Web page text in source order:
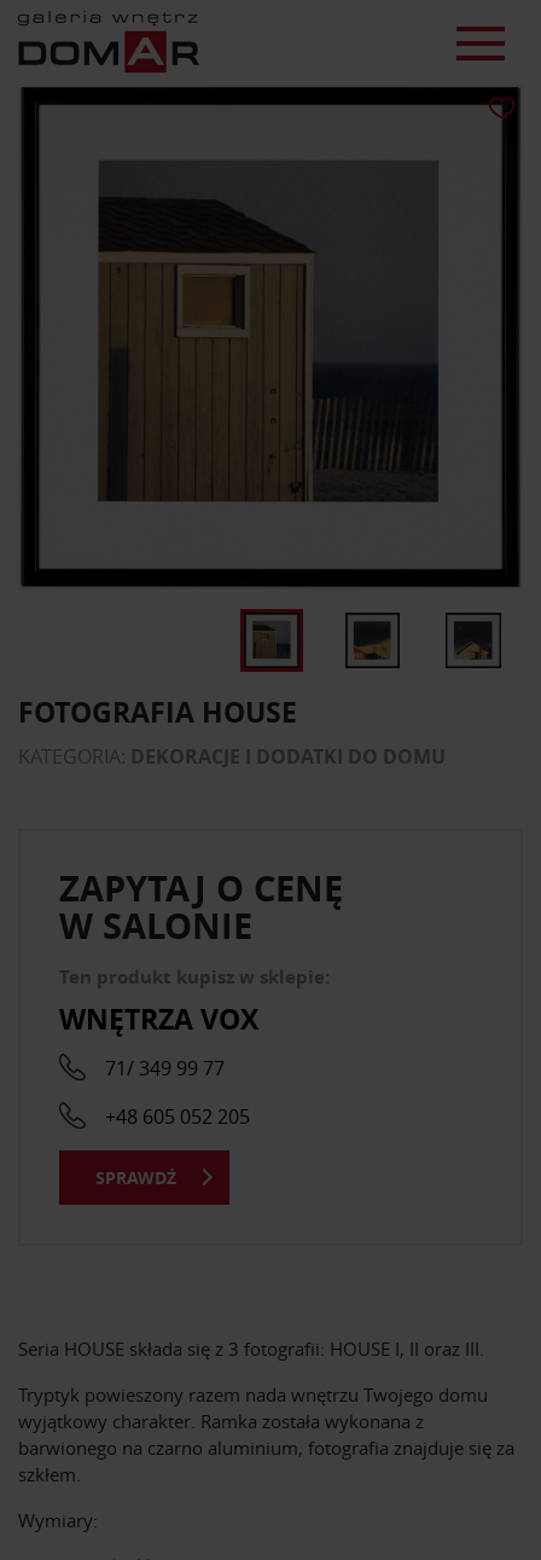
FOTOGRAFIA HOUSE
KATEGORIA: DEKORACJE I DODATKI DO DOMU
Seria HOUSE składa się z 3 fotografii: HOUSE I, II oraz III.
Tryptyk powieszony razem nada wnętrzu Twojego domu
wyjątkowy charakter. Ramka została wykonana z
barwionego na czarno aluminium, fotografia znajduje się za
szkłem.
Wymiary:
ZAPYTAJ O CENĘ
W SALONIE
Ten produkt kupisz w sklepie:
WNĘTRZA VOX
71/ 349 99 77
+48 605 052 205
SPRAWDŹ